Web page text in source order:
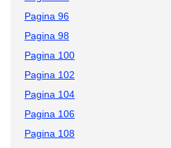
Pagina 96
Pagina 98
Pagina 100
Pagina 102
Pagina 104
Pagina 106
Pagina 108